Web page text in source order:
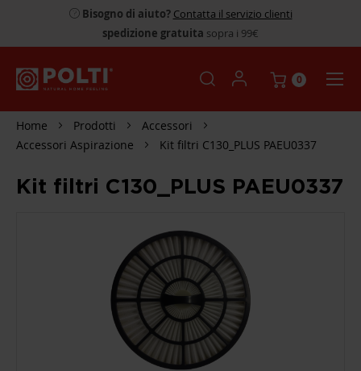
Bisogno di aiuto? Contatta il servizio clienti
spedizione gratuita sopra i 99€
0
Home Prodotti
Accessori
Accessori Aspirazione
Kit filtri C130_PLUS PAEU0337
Kit filtri C130_PLUS PAEU0337